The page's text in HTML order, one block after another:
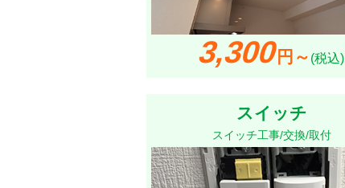
3,300円～ (税込)
スイッチ
スイッチ工事/交換/取付